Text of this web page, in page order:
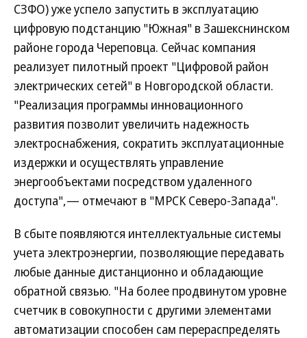
СЗФО) уже успело запустить в эксплуатацию
цифровую подстанцию "Южная" в Зашекснинском
районе города Череповца. Сейчас компания
реализует пилотный проект "Цифровой район
электрических сетей" в Новгородской области.
"Реализация программы инновационного
развития позволит увеличить надежность
электроснабжения, сократить эксплуатационные
издержки и осуществлять управление
энергообъектами посредством удаленного
доступа",— отмечают в "МРСК Северо-Запада".
В сбыте появляются интеллектуальные системы
учета электроэнергии, позволяющие передавать
любые данные дистанционно и обладающие
обратной связью. "На более продвинутом уровне
счетчик в совокупности с другими элементами
автоматизации способен сам перераспределять